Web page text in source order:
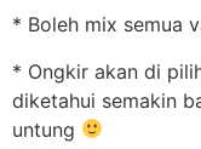
* Boleh mix semua
* Ongkir akan di
diketahui semakin
untung